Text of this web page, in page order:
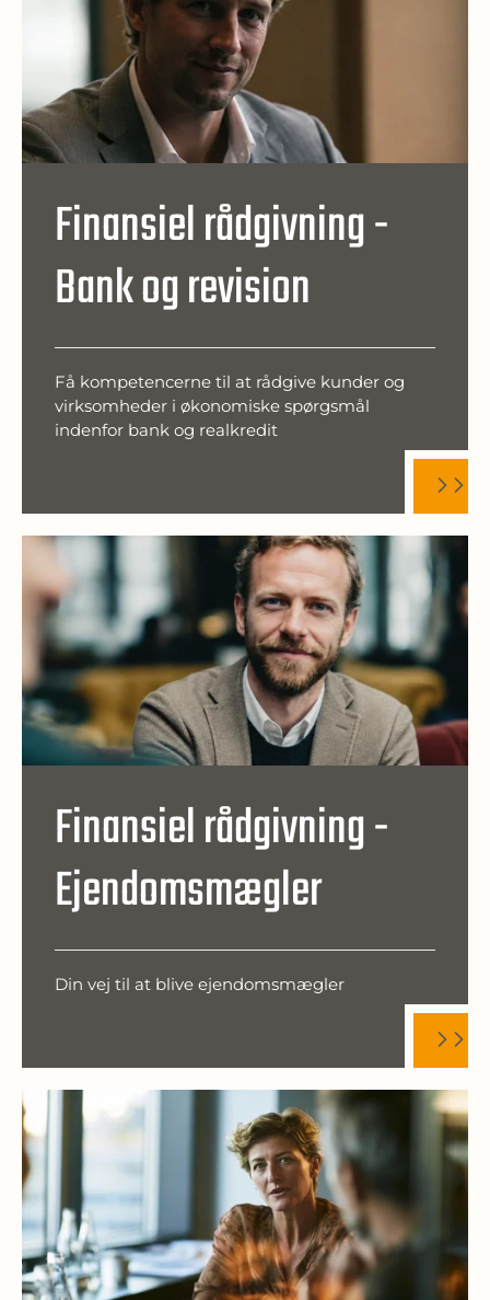
Finansiel rådgivning -
Bank og revision
Få kompetencerne til at rådgive kunder og
virksomheder i økonomiske spørgsmål
indenfor bank og realkredit
Finansiel rådgivning -
Ejendomsmægler
Din vej til at blive ejendomsmægler